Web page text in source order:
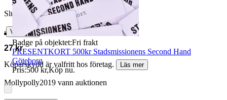
Slutpris
∙ Visa bud
27 kr
Köparskydd är valfritt hos företag.
Läs mer
Mollypolly2019 vann auktionen
Badge på objektet:Fri frakt
PRESENTKORT 500kr Stadsmissionens Second Hand
Göteborg
Pris:500 kr,Köp nu.